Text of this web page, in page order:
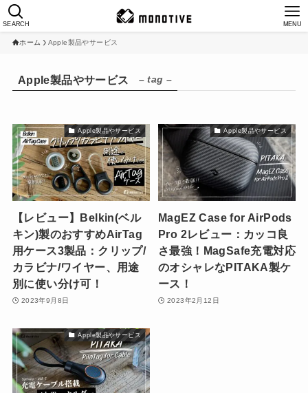
SEARCH MENU
ホーム Apple製品やサービス
Apple製品やサービス – tag –
Apple製品やサービス
【レビュー】Belkin(ベル
キン)製のおすすめAirTag
用ケース3製品：クリップ/
カラビナ/ワイヤー、用途
別に使い分け可！
2023年9月8日
Apple製品やサービス
MagEZ Case for AirPods
Pro 2レビュー：カッコ良
さ最強！MagSafe充電対応
のオシャレなPITAKA製ケ
ース！
2023年2月12日
Apple製品やサービス